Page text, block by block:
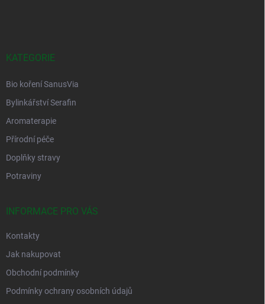
KATEGORIE
Bio koření SanusVia
Bylinkářství Serafin
Aromaterapie
Přírodní péče
Doplňky stravy
Potraviny
INFORMACE PRO VÁS
Kontakty
Jak nakupovat
Obchodní podmínky
Podmínky ochrany osobních údajů